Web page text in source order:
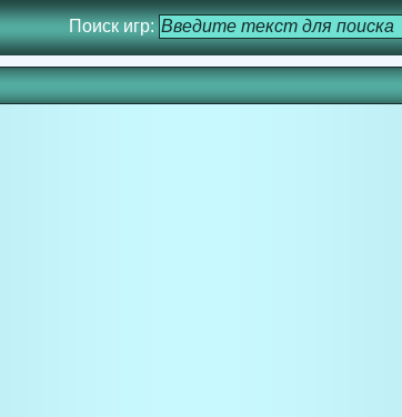
Поиск игр: